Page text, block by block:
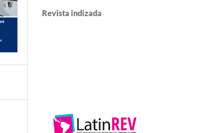
Revista indizada